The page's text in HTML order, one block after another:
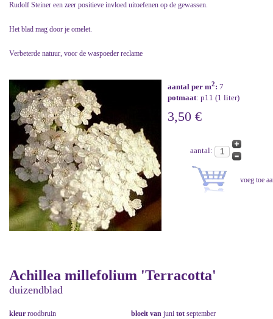
Rudolf Steiner een zeer positieve invloed uitoefenen op de gewassen.
Het blad mag door je omelet.
Verbeterde natuur, voor de waspoeder reclame
aantal per m2: 7
potmaat: p11 (1 liter)
3,50 €
aantal:
Achillea millefolium 'Terracotta'
duizendblad
kleur roodbruin bloeit van juni tot september